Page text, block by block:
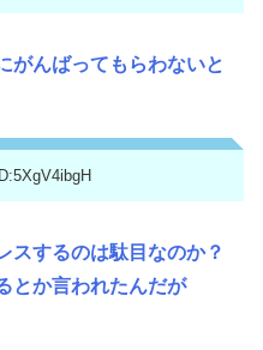
がんばってもらわないと
ID:5XgV4ibgH
スするのは駄目なのか？
とか言われたんだが